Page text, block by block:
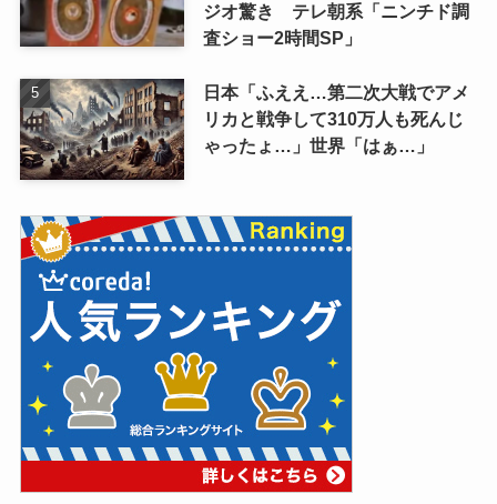
ジオ驚き テレ朝系「ニンチド調
査ショー2時間SP」
日本「ふええ…第二次大戦でアメ
リカと戦争して310万人も死んじ
ゃったょ…」世界「はぁ…」